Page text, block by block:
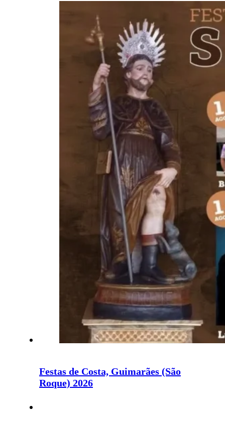
Festas de Costa, Guimarães (São
Roque) 2026